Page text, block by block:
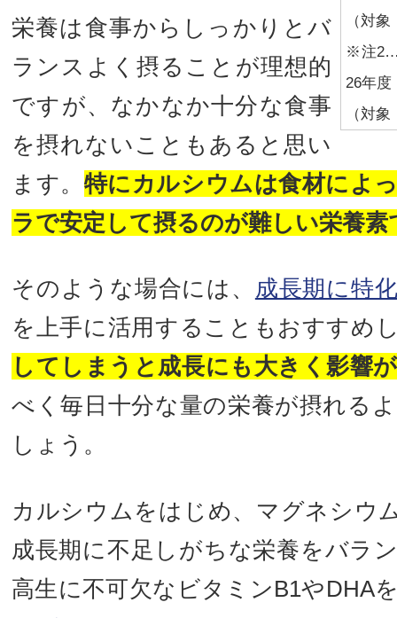
（対
※注2…
26年度
（対
栄養は食事からしっかりとバ
ランスよく摂ることが理想的
ですが、なかなか十分な食事
を摂れないこともあると思い
ます。 特にカルシウムは食材によ
ラで安定して摂るのが難しい栄養素
そのような場合には、 成長期に特
を上手に活用することもおすすめ
してしまうと成長にも大きく影響
べく毎日十分な量の栄養が摂れる
しょう。
カルシウムをはじめ、マグネシウ
成長期に不足しがちな栄養をバラ
高生に不可欠なビタミンB1やDHA